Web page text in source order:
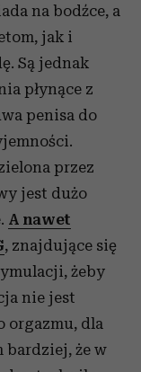
na bodźce, a
jak i
Są jednak
płynące z
penisa do
przez
jest dużo
A nawet
, znajdujące się
żeby
nie jest
orgazmu, dla
bardziej, że w